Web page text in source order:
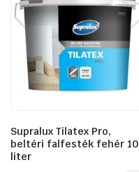
Supralux Tilatex Pro,
beltéri falfesték fehér 10
liter